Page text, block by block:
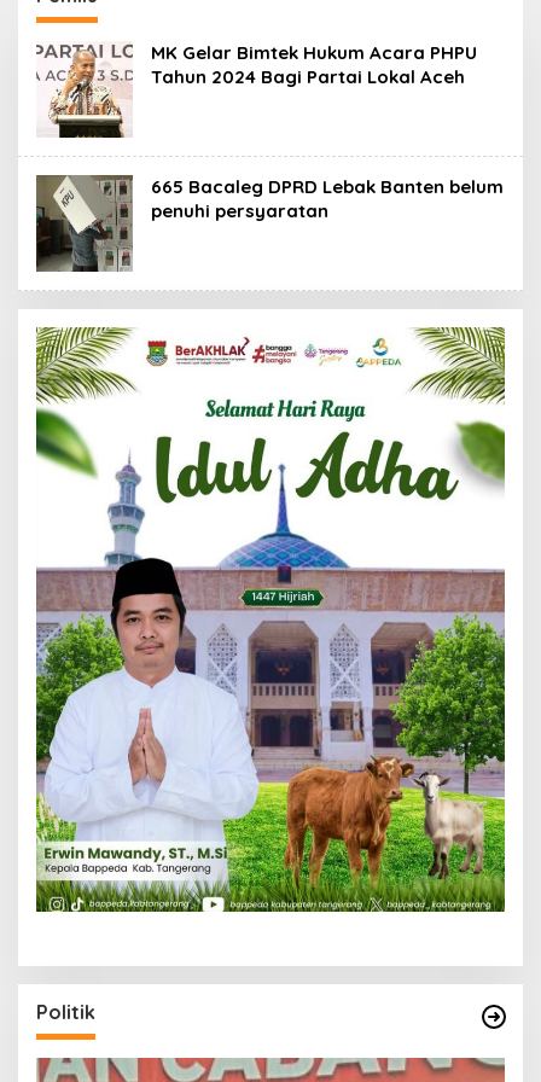
MK Gelar Bimtek Hukum Acara PHPU
Tahun 2024 Bagi Partai Lokal Aceh
665 Bacaleg DPRD Lebak Banten belum
penuhi persyaratan
Politik